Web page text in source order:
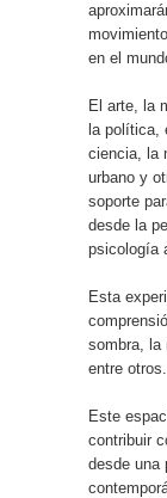
en el
El arte, la
la política,
ciencia, la
urbano y
soporte
desde la
psicología
Esta
sombra, la
entre otros.
Este
contribuir
desde una